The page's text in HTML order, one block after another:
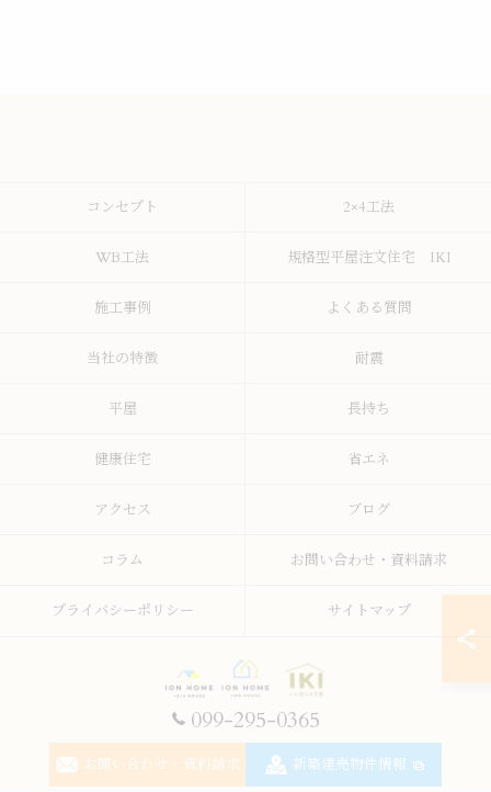
099-295-0365
お問い合わせ・資料請求 新築建売物件情報
コンセプト 2×4工法
WB工法 規格型平屋注文住宅 IKI
施工事例 よくある質問
当社の特徴 耐震
平屋 長持ち
健康住宅 省エネ
アクセス ブログ
コラム お問い合わせ・資料請求
プライバシーポリシー サイトマップ
© 2026 鹿児島の注文住宅なら株式会社イオン・ホーム ALL RIGHTS RESERVED.